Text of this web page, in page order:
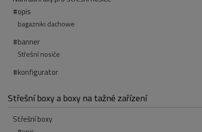
#opis
bagazniki dachowe
#banner
Střešní nosiče
#konfigurator
Střešní boxy a boxy na tažné zařízení
Střešní boxy